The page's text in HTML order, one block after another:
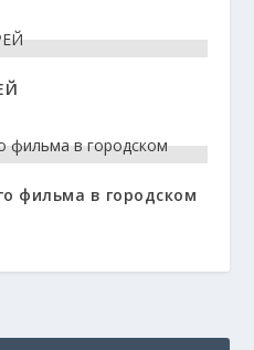
фильма в городском